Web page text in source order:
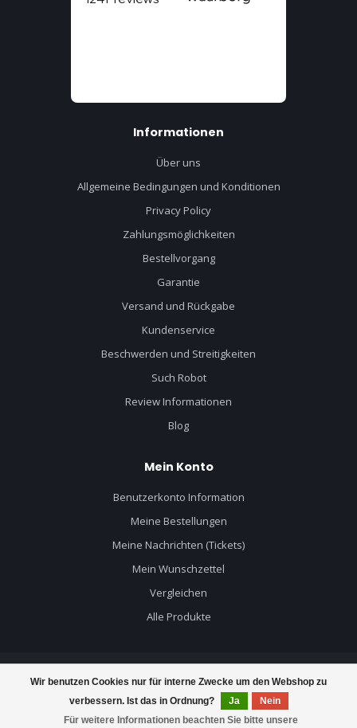
Wir benutzen Cookies nur für interne Zwecke um den Webshop zu
verbessern. Ist das in Ordnung?
Ja
Nein
Für weitere Informationen beachten Sie bitte unsere
Informationen
Über uns
Allgemeine Bedingungen und Konditionen
Privacy Policy
Zahlungsmöglichkeiten
Bestellvorgang
Garantie
Versand und Rückgabe
Kundenservice
Beschwerden und Streitigkeiten
Such Robot
Review Informationen
Blog
Mein Konto
Benutzerkonto Information
Meine Bestellungen
Meine Nachrichten (Tickets)
Mein Wunschzettel
Vergleichen
Alle Produkte
© Copyright 2026 Mercruiser Teile - Powered byLightspeed
Dyvelopment